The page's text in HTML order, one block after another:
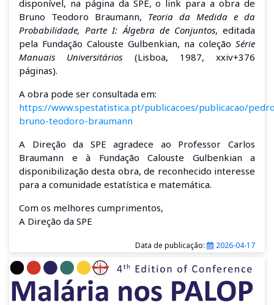
disponível, na página da SPE, o link para a obra de
Bruno Teodoro Braumann, Teoria da Medida e da
Probabilidade, Parte I: Álgebra de Conjuntos, editada
pela Fundação Calouste Gulbenkian, na coleção Série
Manuais Universitários (Lisboa, 1987, xxiv+376
páginas).
A obra pode ser consultada em:
https://www.spestatistica.pt/publicacoes/publicacao/
bruno-teodoro-braumann
A Direção da SPE agradece ao Professor Carlos
Braumann e à Fundação Calouste Gulbenkian a
disponibilização desta obra, de reconhecido interesse
para a comunidade estatística e matemática.
Com os melhores cumprimentos,
A Direção da SPE
Data de publicação: 2026-04-17